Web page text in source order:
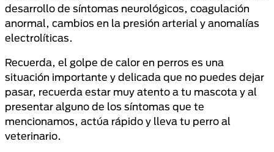
desarrollo de síntomas neurológicos, coagulación
anormal, cambios en la presión arterial y anomalías
electrolíticas.
Recuerda, el golpe de calor en perros es una
situación importante y delicada que no puedes dejar
pasar, recuerda estar muy atento a tu mascota y al
presentar alguno de los síntomas que te
mencionamos, actúa rápido y lleva tu perro al
veterinario.